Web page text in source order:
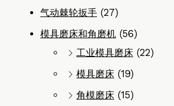
气动棘轮扳手 (27)
模具磨床和角磨机 (56)
工业模具磨床 (22)
模具磨床 (19)
角模磨床 (15)